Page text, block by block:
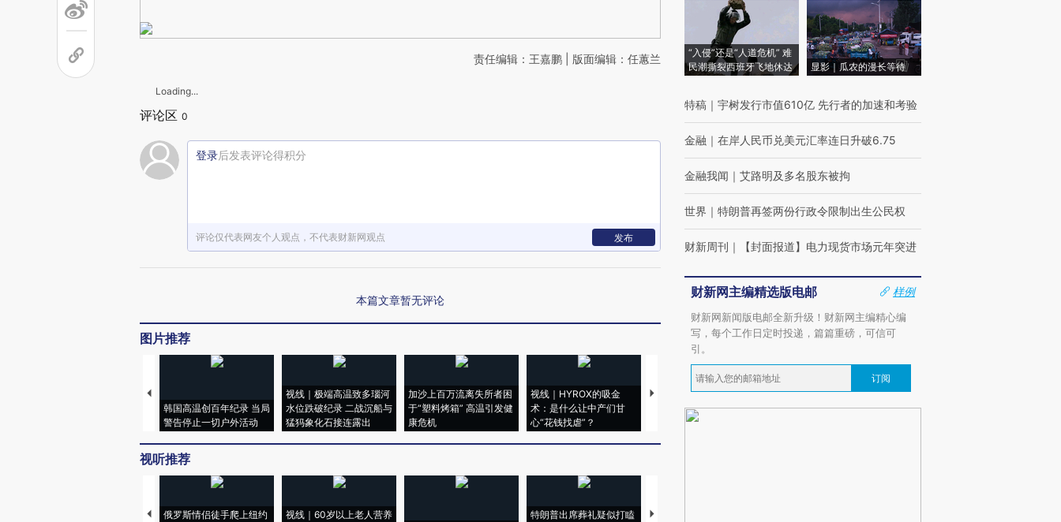
责任编辑：王嘉鹏 | 版面编辑：任蕙兰
Loading...
评论区 0
登录后发表评论得积分
评论仅代表网友个人观点，不代表财新网观点 发布
本篇文章暂无评论
图片推荐
韩国高温创百年纪录 当局
警告停止一切户外活动
视线｜极端高温致多瑙河
水位跌破纪录 二战沉船与
猛犸象化石接连露出
加沙上百万流离失所者困
于“塑料烤箱” 高温引发健
康危机
视线｜HYROX的吸金
术：是什么让中产们甘
心“花钱找虐”？
马航飞行员跨国走私7万
粒摇头丸 尿检体内含3种
视线｜被称为“蟑螂”的印
度Z世代 用街头抗争将教
视线｜“入侵”还是“人道危
机”？难民潮撕裂西班牙
视听推荐
俄罗斯情侣徒手爬上纽约
视线｜60岁以上老人营养
特朗普出席葬礼疑似打瞌
视线｜全球最热百城独占
“入侵”还是“人道危机” 难
民潮撕裂西班牙飞地休达
显影｜瓜农的漫长等待
特稿 ｜ 宇树发行市值610亿 先行者的加速和考验
金融 ｜ 在岸人民币兑美元汇率连日升破6.75
金融我闻 ｜ 艾路明及多名股东被拘
世界 ｜ 特朗普再签两份行政令限制出生公民权
财新周刊 ｜ 【封面报道】电力现货市场元年突进
财新网主编精选版电邮
样例
财新网新闻版电邮全新升级！财新网主编精心编
写，每个工作日定时投递，篇篇重磅，可信可
引。
订阅